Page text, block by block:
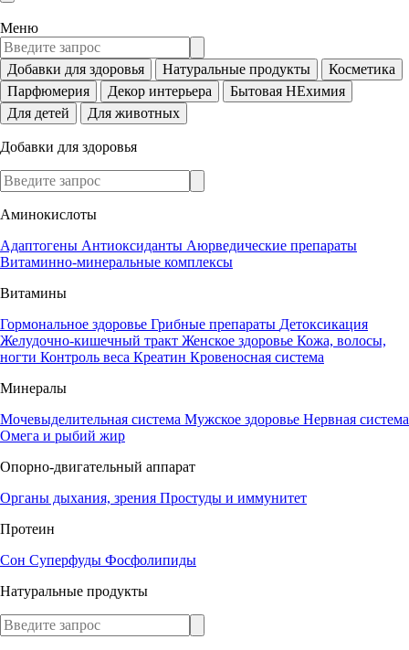
Меню
Добавки для здоровья Натуральные продукты
Косметика
Парфюмерия
Декор интерьера
Бытовая НЕхимия
Для детей
Для животных
Добавки для здоровья
Аминокислоты
Адаптогены Антиоксиданты Аюрведические препараты
Витаминно-минеральные комплексы
Витамины
Гормональное здоровье Грибные препараты Детоксикация
Желудочно-кишечный тракт Женское здоровье Кожа, волосы,
ногти Контроль веса Креатин Кровеносная система
Минералы
Мочевыделительная система Мужское здоровье Нервная система
Омега и рыбий жир
Опорно-двигательный аппарат
Органы дыхания, зрения Простуды и иммунитет
Протеин
Сон Суперфуды Фосфолипиды
Натуральные продукты